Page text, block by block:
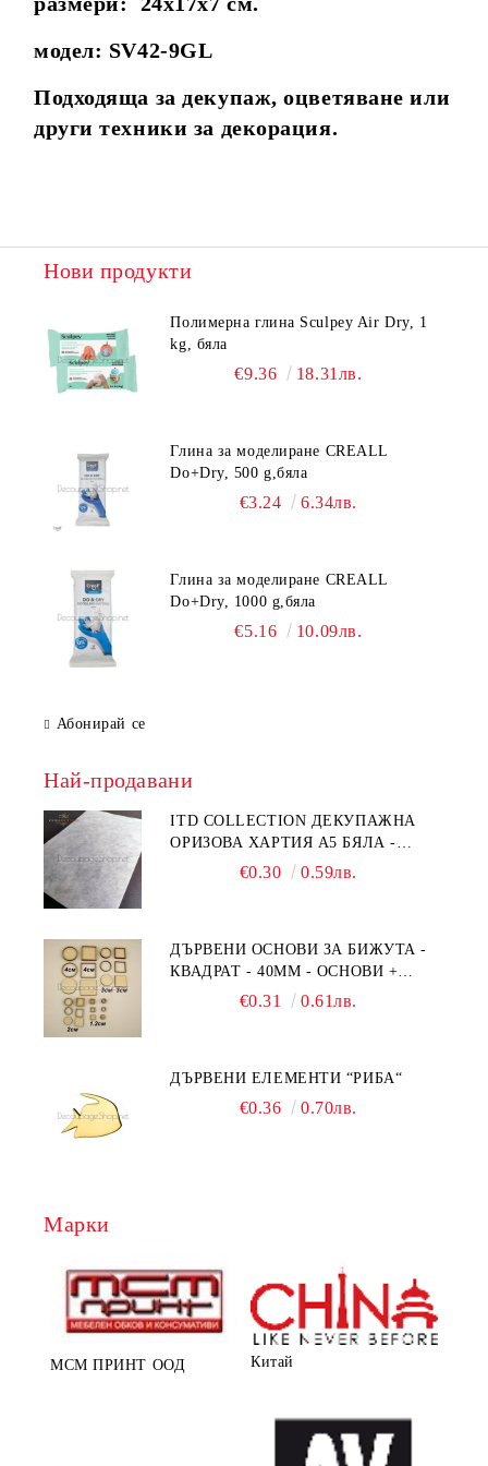
модел: SV42-9GL
Подходяща за декупаж, оцветяване или
други техники за декорация.
Нови продукти
Полимерна глина Sculpey Air Dry, 1
kg, бяла
€9.36 18.31лв.
Глина за моделиране CREALL
Do+Dry, 500 g,бяла
€3.24 6.34лв.
Глина за моделиране CREALL
Do+Dry, 1000 g,бяла
€5.16 10.09лв.
Абонирай се
Най-продавани
ITD COLLECTION ДЕКУПАЖНА
ОРИЗОВА ХАРТИЯ А5 БЯЛА -
€0.30 0.59лв.
ДЪРВЕНИ ОСНОВИ ЗА БИЖУТА -
КВАДРАТ - 40ММ - ОСНОВИ +
€0.31 0.61лв.
ДЪРВЕНИ ЕЛЕМЕНТИ “РИБА“
€0.36 0.70лв.
Марки
МСМ ПРИНТ ООД Китай